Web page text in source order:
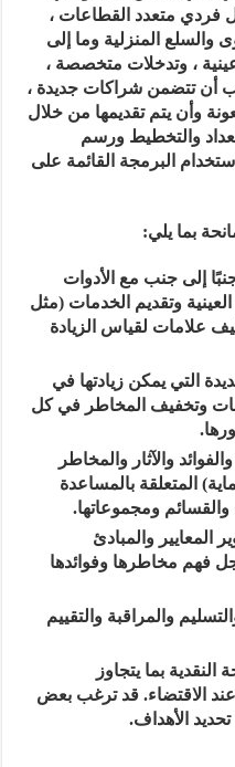
فردي متعدد القطاعات ،
والسلع المنزلية وما إلى
، وتدخلات متخصصة ،
أن تتضمن شراكات جديدة ،
وأن يتم تقديمها من خلال
والتخطيط ورسم
البرمجة القائمة على
بما يلي:
جنبًا إلى جنب مع الأدوات
وتقديم الخدمات (مثل
علامات لقياس الزيادة
التي يمكن زيادتها في
وتخفيف المخاطر في كل
والآثار والمخاطر
المتعلقة بالمساعدة
والقسائم ومجموعاتها.
المعايير والمبادئ
فهم مخاطرها وفوائدها
والمراقبة والتقييم
بما يتجاوز
عند الاقتضاء. قد ترغب بعض
الأهداف.